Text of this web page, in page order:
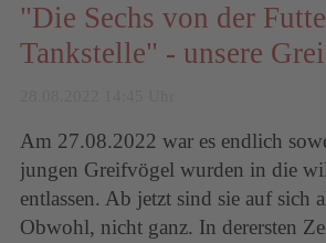
"Die Sechs von der
Tankstelle" - unsere
Am 27.08.2022 war es endlich
jungen Greifvögel wurden in die
entlassen. Ab jetzt sind sie auf sich
Obwohl, nicht ganz. In derersten